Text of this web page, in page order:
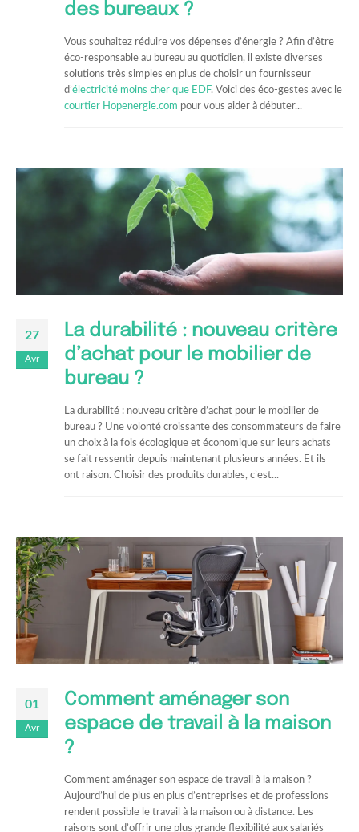
des bureaux ?
Vous souhaitez réduire vos dépenses d’énergie ? Afin d’être
éco-responsable au bureau au quotidien, il existe diverses
solutions très simples en plus de choisir un fournisseur
d’électricité moins cher que EDF. Voici des éco-gestes avec le
courtier Hopenergie.com pour vous aider à débuter...
27
Avr
La durabilité : nouveau critère
d’achat pour le mobilier de
bureau ?
La durabilité : nouveau critère d’achat pour le mobilier de
bureau ? Une volonté croissante des consommateurs de faire
un choix à la fois écologique et économique sur leurs achats
se fait ressentir depuis maintenant plusieurs années. Et ils
ont raison. Choisir des produits durables, c’est...
01
Avr
Comment aménager son
espace de travail à la maison
?
Comment aménager son espace de travail à la maison ?
Aujourd’hui de plus en plus d’entreprises et de professions
rendent possible le travail à la maison ou à distance. Les
raisons sont d’offrir une plus grande flexibilité aux salariés